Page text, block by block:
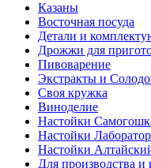
Казаны
Восточная посуда
Детали и
Дрожжи для
Пивоварение
Экстракты и
Своя кружка
Виноделие
Настойки
Настойки
Настойки
Для производства и